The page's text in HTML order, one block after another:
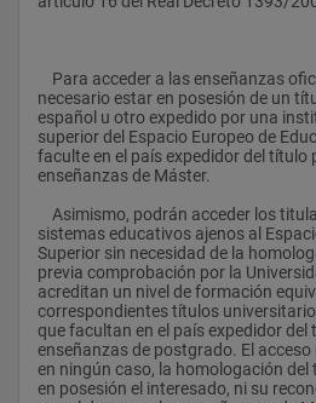
necesario estar en posesión de un
español u otro expedido por una
superior del Espacio Europeo de
faculte en el país expedidor del título
enseñanzas de Máster.
sistemas educativos ajenos al
Superior sin necesidad de la
previa comprobación por la
acreditan un nivel de formación
correspondientes títulos
que facultan en el país expedidor del
enseñanzas de postgrado. El
en ningún caso, la homologación del
en posesión el interesado, ni su